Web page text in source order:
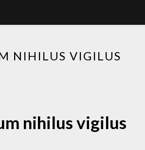
NIHILUS VIGILUS
nihilus vigilus